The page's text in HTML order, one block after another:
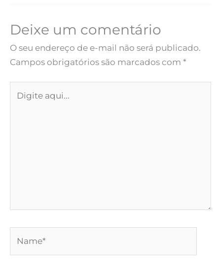
Deixe um comentário
O seu endereço de e-mail não será publicado.
Campos obrigatórios são marcados com *
aqui...